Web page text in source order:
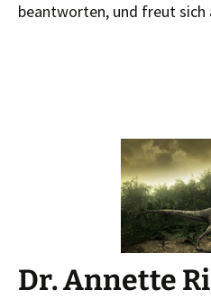
beantworten, und freut sich
Dr. Annette